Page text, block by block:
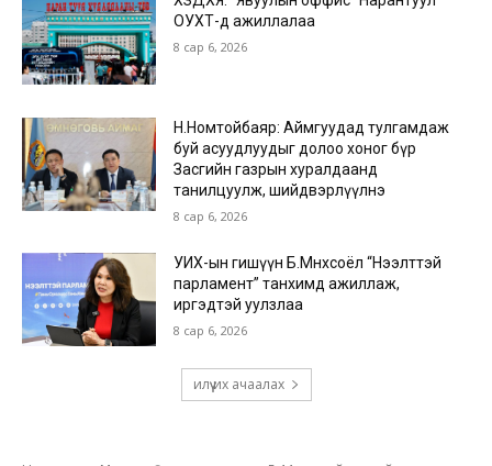
ОУХТ-д ажиллалаа
8 сар 6, 2026
Н.Номтойбаяр: Аймгуудад тулгамдаж
буй асуудлуудыг долоо хоног бүр
Засгийн газрын хуралдаанд
танилцуулж, шийдвэрлүүлнэ
8 сар 6, 2026
УИХ-ын гишүүн Б.Мөнхсоёл “Нээлттэй
парламент” танхимд ажиллаж,
иргэдтэй уулзлаа
8 сар 6, 2026
илүү их ачаалах